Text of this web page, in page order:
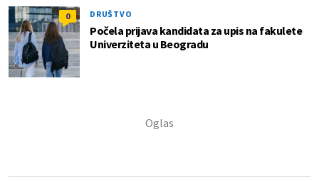
0 DRUŠTVO
Počela prijava kandidata za upis na fakulete
Univerziteta u Beogradu